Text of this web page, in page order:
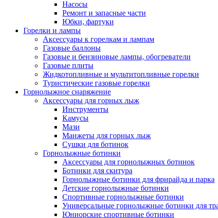
Насосы
Ремонт и запасные части
Юбки, фартуки
Горелки и лампы
Аксессуары к горелкам и лампам
Газовые баллоны
Газовые и бензиновые лампы, обогреватели
Газовые плиты
Жидкотопливные и мультитопливные горелки
Туристические газовые горелки
Горнолыжное снаряжение
Аксессуары для горных лыж
Инструменты
Камусы
Мази
Манжеты для горных лыж
Сушки для ботинок
Горнолыжные ботинки
Аксессуары для горнолыжных ботинок
Ботинки для скитура
Горнолыжные ботинки для фрирайда и парка
Детские горнолыжные ботинки
Спортивные горнолыжные ботинки
Универсальные горнолыжные ботинки для
Юниорские спортивные ботинки